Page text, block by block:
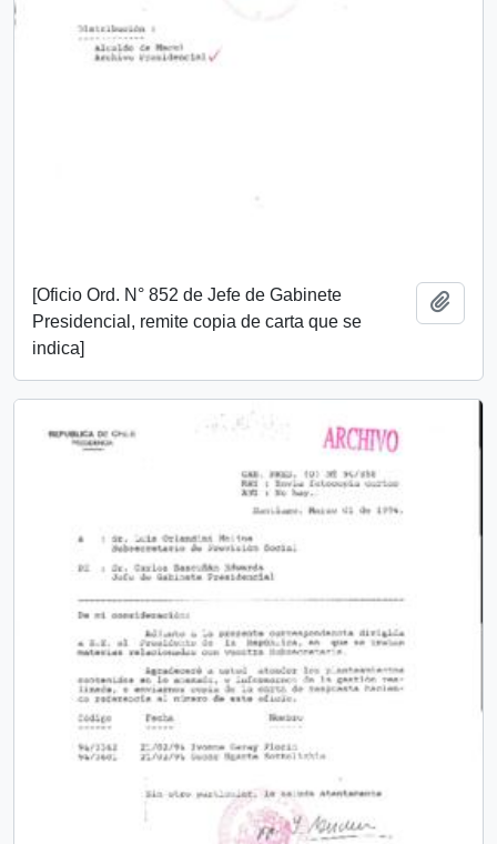
[Oficio Ord. N° 852 de Jefe de Gabinete
Presidencial, remite copia de carta que se
indica]